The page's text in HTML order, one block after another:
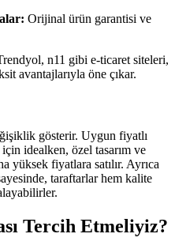
Orijinal ürün garantisi ve
n11 gibi e-ticaret siteleri,
avantajlarıyla öne çıkar.
gösterir. Uygun fiyatlı
idealken, özel tasarım ve
yüksek fiyatlara satılır. Ayrıca
taraftarlar hem kalite
Tercih Etmeliyiz?